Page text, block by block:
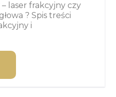
laser frakcyjny czy
? Spis treści
i